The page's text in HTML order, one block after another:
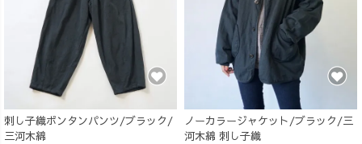
刺し子織ボンタンパンツ/ブラック/
三河木綿
ノーカラージャケット/ブラック/三
河木綿 刺し子織